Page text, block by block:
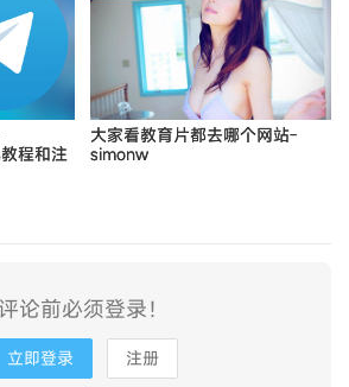
程和注
大家看教育片都去哪个网站-
simonw
评论前必须登录！
立即登录 注册